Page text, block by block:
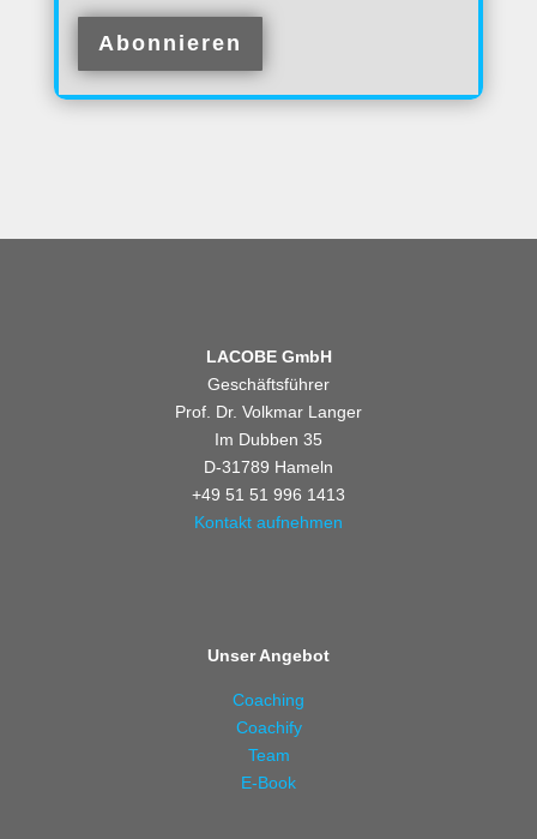
Abonnieren
LACOBE GmbH
Geschäftsführer
Prof. Dr. Volkmar Langer
Im Dubben 35
D-31789 Hameln
+49 51 51 996 1413
Kontakt aufnehmen
Unser Angebot
Coaching
Coachify
Team
E-Book